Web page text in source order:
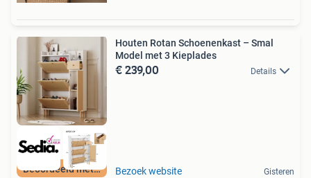
Beoordeeld met 9+
Houten Rotan Schoenenkast – Smal
Model met 3 Kieplades
€ 239,00 Details
Bezoek website Gisteren